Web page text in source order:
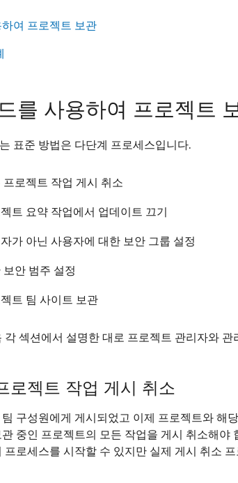
여 프로젝트 보관
를 사용하여 프로젝트
표준 방법은 다단계 프로세스입니다.
프로젝트 작업 게시 취소
트 요약 작업에서 업데이트 끄기
가 아닌 사용자에 대한 보안 그룹 설정
안 범주 설정
트 팀 사이트 보관
각 섹션에서 설명한 대로 프로젝트 관리자와 관
로젝트 작업 게시 취소
구성원에게 게시되었고 이제 프로젝트와 해
중인 프로젝트의 모든 작업을 게시 취소해야
프로세스를 시작할 수 있지만 실제 게시 취소